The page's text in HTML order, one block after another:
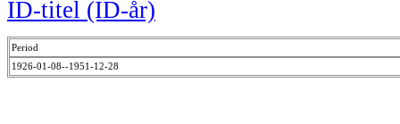
ID-titel (ID-år)
Period
1926-01-08--1951-12-28